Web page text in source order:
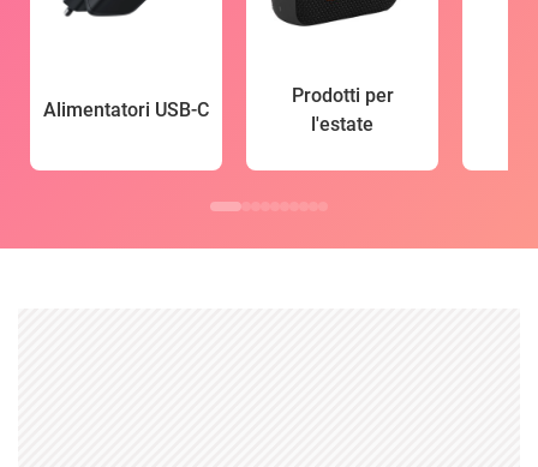
Alimentatori USB-C
Prodotti per
l'estate